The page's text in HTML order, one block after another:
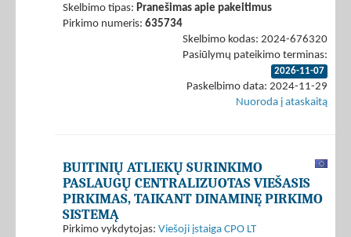
Skelbimo tipas: Pranešimas apie pakeitimus
Pirkimo numeris: 635734
Skelbimo kodas: 2024-676320
Pasiūlymų pateikimo terminas:
2026-11-07
Paskelbimo data: 2024-11-29
Nuoroda į ataskaitą
BUITINIŲ ATLIEKŲ SURINKIMO
PASLAUGŲ CENTRALIZUOTAS VIEŠASIS
PIRKIMAS, TAIKANT DINAMINĘ PIRKIMO
SISTEMĄ
Pirkimo vykdytojas: Viešoji įstaiga CPO LT